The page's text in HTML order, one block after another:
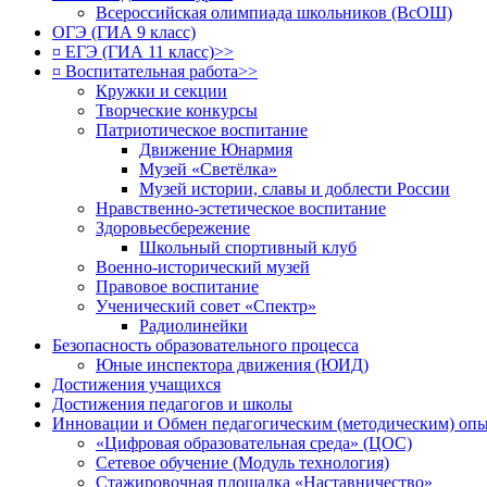
Всероссийская олимпиада школьников (ВсОШ)
ОГЭ (ГИА 9 класс)
¤ ЕГЭ (ГИА 11 класс)>>
¤ Воспитательная работа>>
Кружки и секции
Творческие конкурсы
Патриотическое воспитание
Движение Юнармия
Музей «Светёлка»
Музей истории, славы и доблести России
Нравственно-эстетическое воспитание
Здоровьесбережение
Школьный спортивный клуб
Военно-исторический музей
Правовое воспитание
Ученический совет «Спектр»
Радиолинейки
Безопасность образовательного процесса
Юные инспектора движения (ЮИД)
Достижения учащихся
Достижения педагогов и школы
Инновации и Обмен педагогическим (методическим)
«Цифровая образовательная среда» (ЦОС)
Сетевое обучение (Модуль технология)
Стажировочная площадка «Наставничество»